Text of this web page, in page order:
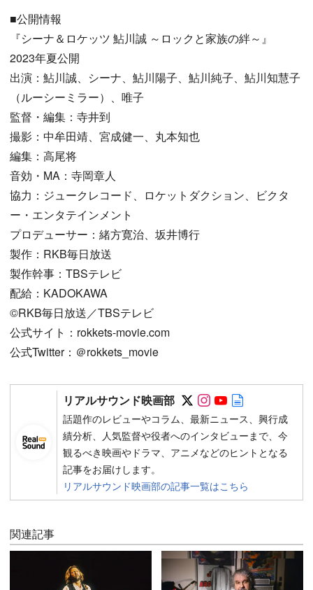
■公開情報
『シーナ＆ロケッツ 鮎川誠 ～ロックと家族の絆～』
2023年夏公開
出演：鮎川誠、シーナ、鮎川陽子、鮎川純子、鮎川知慧子
（ルーシーミラー）、唯子
監督・編集：寺井到
撮影：中牟田靖、宮成健一、丸本知也
編集：高尾将
音効・MA：寺岡章人
協力：ジュークレコード、ロケットダクション、ビクタ
ー・エンタテインメント
プロデューサー：緒方寛治、坂井博行
製作：RKB毎日放送
製作幹事：TBSテレビ
配給：KADOKAWA
©RKB毎日放送／TBSテレビ
公式サイト：rokkets-movie.com
公式Twitter：＠rokkets_movie
リアルサウンド映画部 Follow on SNS
Follow on SNS
Follow on
話題作のレビューやコラム、最新ニュース、興行成
績分析、人気監督や役者へのインタビューまで、今
観るべき映画やドラマ、アニメなどのヒントとなる
記事をお届けします。
リアルサウンド映画部の記事一覧はこちら
関連記事